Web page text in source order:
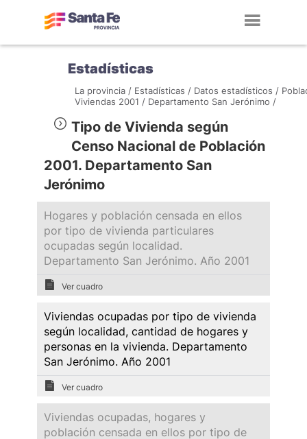
Estadísticas
La provincia / Estadísticas / Datos estadísticos /
Viviendas 2001 / Departamento San Jerónimo /
Tipo de Vivienda según
Censo Nacional de Población
2001. Departamento San
Jerónimo
Hogares y población censada en ellos
por tipo de vivienda particulares
ocupadas según localidad.
Departamento San Jerónimo. Año 2001
Ver cuadro
Viviendas ocupadas por tipo de vivienda
según localidad, cantidad de hogares y
personas en la vivienda. Departamento
San Jerónimo. Año 2001
Ver cuadro
Viviendas ocupadas, hogares y
población censada en ellos por tipo de